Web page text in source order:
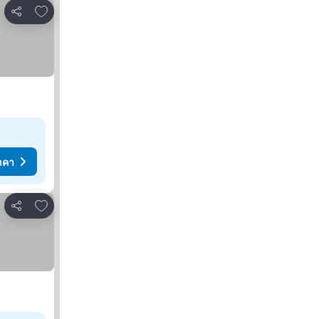
แชร์
เพิ่มในรายการโปรด
า
แชร์
เพิ่มในรายการโปรด